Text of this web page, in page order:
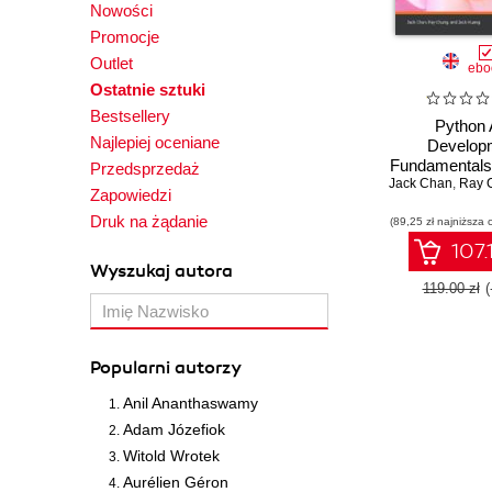
Nowości
Promocje
Outlet
Ostatnie sztuki
Bestsellery
Najlepiej oceniane
Przedsprzedaż
Zapowiedzi
Druk na żądanie
Wyszukaj autora
Popularni autorzy
Anil Ananthaswamy
Adam Józefiok
Witold Wrotek
Aurélien Géron
Python
a full-
and
Jack Chan, Ray
(89,25 zł najniższa
119.00 zł